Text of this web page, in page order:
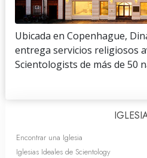
Ubicada en Copenhague,
entrega servicios religiosos
Scientologists de más de 50
Encontrar una Iglesia
Iglesias Ideales de Scientology